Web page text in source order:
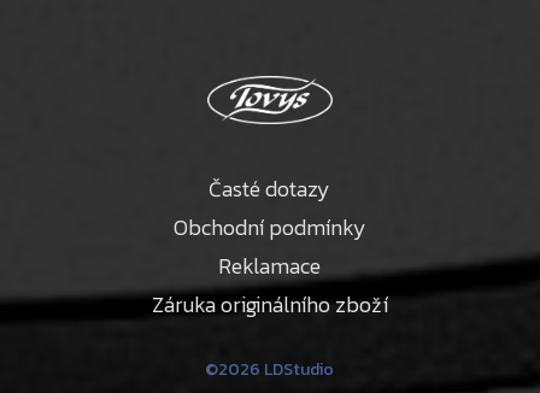
Časté dotazy
Obchodní podmínky
Reklamace
Záruka originálního zboží
©2026 LDStudio